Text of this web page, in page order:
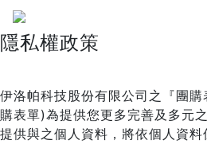
隱私權政策
伊洛帕科技股份有限公司之『團
購表單)為提供您更多完善及多元
提供與之個人資料，將依個人資